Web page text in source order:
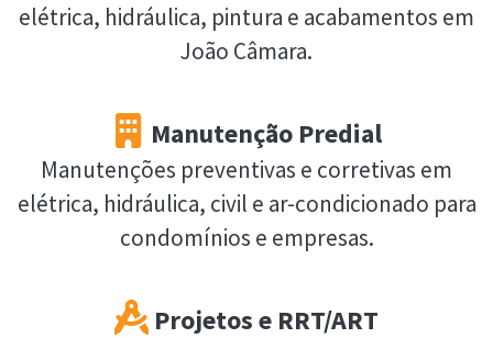
elétrica, hidráulica, pintura e acabamentos em
João Câmara.
Manutenção Predial
Manutenções preventivas e corretivas em
elétrica, hidráulica, civil e ar-condicionado para
condomínios e empresas.
Projetos e RRT/ART